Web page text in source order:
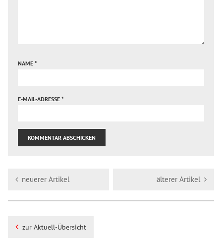
NAME *
E-MAIL-ADRESSE *
neuerer Artikel älterer Artikel
zur Aktuell-Übersicht